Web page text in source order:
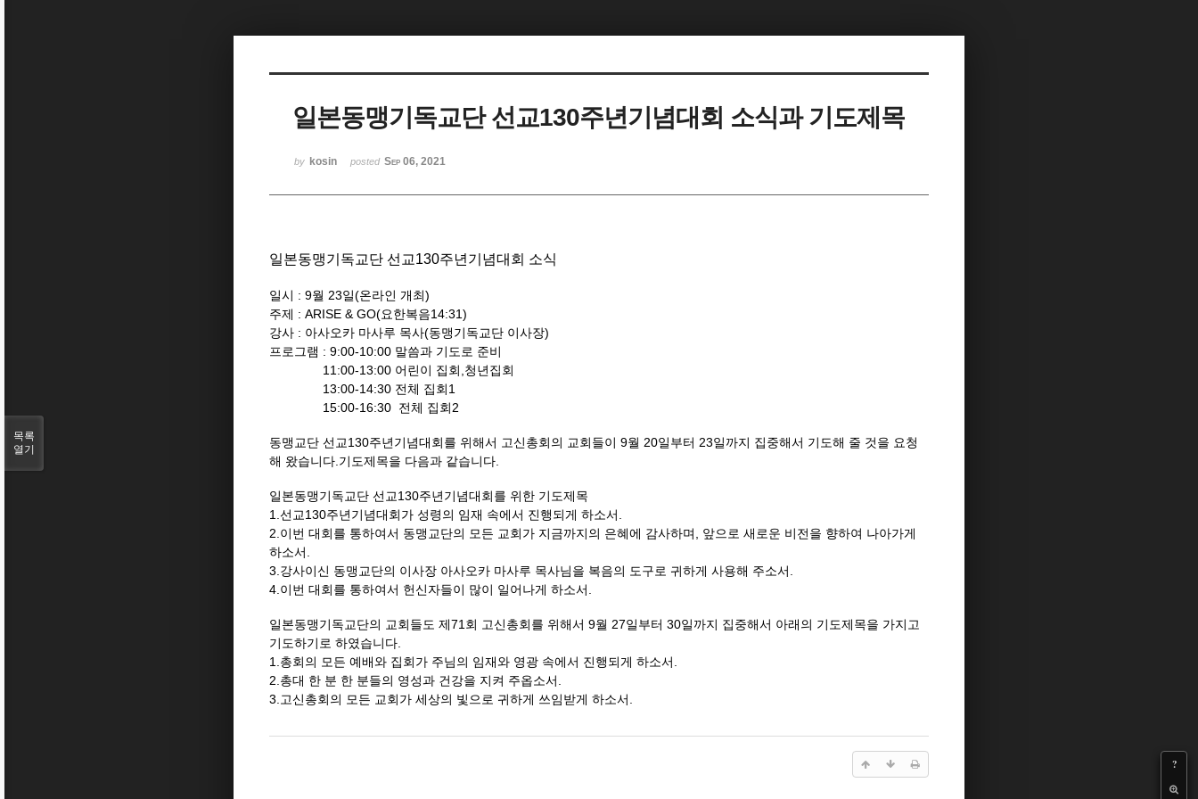
일본동맹기독교단 선교130주년기념대회 소식과 기도제목
by kosin posted Sep 06, 2021
?
일본동맹기독교단 선교130주년기념대회 소식
일시 : 9월 23일(온라인 개최)
주제 : ARISE & GO(요한복음14:31)
강사 : 아사오카 마사루 목사(동맹기독교단 이사장)
프로그램 : 9:00-10:00 말씀과 기도로 준비
11:00-13:00 어린이 집회,청년집회
13:00-14:30 전체 집회1
15:00-16:30 전체 집회2
동맹교단 선교130주년기념대회를 위해서 고신총회의 교회들이 9월 20일부터 23일까지 집중해서 기도해 줄 것을 요청
해 왔습니다.기도제목을 다음과 같습니다.
일본동맹기독교단 선교130주년기념대회를 위한 기도제목
1.선교130주년기념대회가 성령의 임재 속에서 진행되게 하소서.
2.이번 대회를 통하여서 동맹교단의 모든 교회가 지금까지의 은혜에 감사하며, 앞으로 새로운 비전을 향하여 나아가게
하소서.
3.강사이신 동맹교단의 이사장 아사오카 마사루 목사님을 복음의 도구로 귀하게 사용해 주소서.
4.이번 대회를 통하여서 헌신자들이 많이 일어나게 하소서.
일본동맹기독교단의 교회들도 제71회 고신총회를 위해서 9월 27일부터 30일까지 집중해서 아래의 기도제목을 가지고
기도하기로 하였습니다.
1.총회의 모든 예배와 집회가 주님의 임재와 영광 속에서 진행되게 하소서.
2.총대 한 분 한 분들의 영성과 건강을 지켜 주옵소서.
3.고신총회의 모든 교회가 세상의 빛으로 귀하게 쓰임받게 하소서.
목록
열기
Sketchbook5, 스케치북5
Sketchbook5, 스케치북5